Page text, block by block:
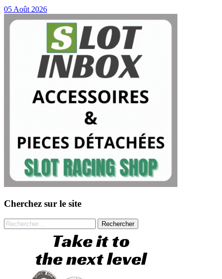
05 Août 2026
Cherchez sur le site
Rechercher :